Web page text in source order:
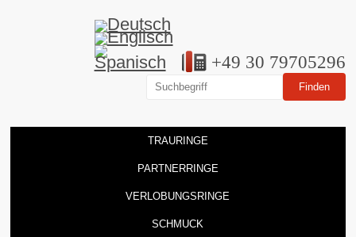
+49 30 79705296
TRAURINGE
PARTNERRINGE
VERLOBUNGSRINGE
SCHMUCK